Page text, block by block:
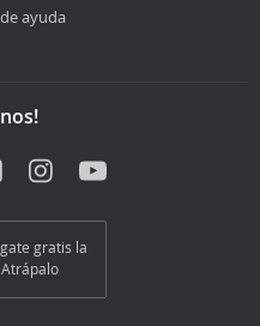
ayuda
gratis la